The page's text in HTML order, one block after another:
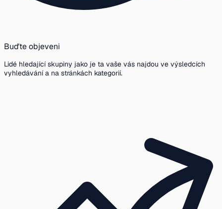
Buďte objeveni
Lidé hledající skupiny jako je ta vaše vás najdou ve výsledcích
vyhledávání a na stránkách kategorií.